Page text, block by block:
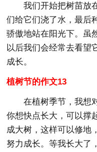
我们开始把树苗放
们给它们浇了水，最后
骄傲地站在阳光下。虽
以后我们会经常去看望
成长。
植树节的作文13
在植树季节，我想
你想快点长大，可以撑
成大树，这样可以修地
努力成长。等我长大了